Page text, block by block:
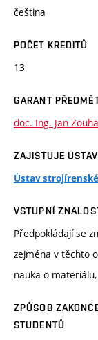
čeština
POČET KREDITŮ
13
GARANT
doc. Ing. Jan
ZAJIŠŤUJE ÚSTAV
Ústav
VSTUPNÍ
Předpokládají se
zejména v těchto
nauka o
ZPŮSOB
STUDENTŮ